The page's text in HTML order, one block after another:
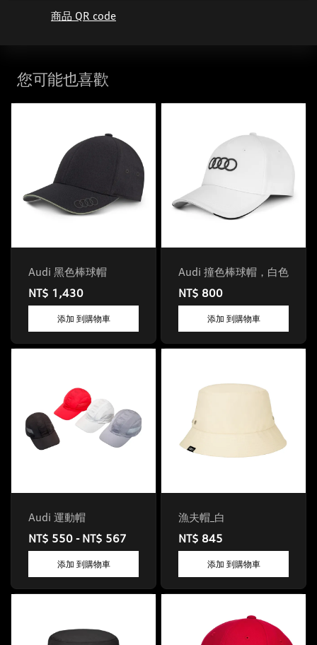
商品 QR code
您可能也喜歡
Audi 黑色棒球帽
NT$ 1,430
添加 到購物車
Audi 撞色棒球帽，白色
NT$ 800
添加 到購物車
Audi 運動帽
NT$ 550 - NT$ 567
添加 到購物車
漁夫帽_白
NT$ 845
添加 到購物車